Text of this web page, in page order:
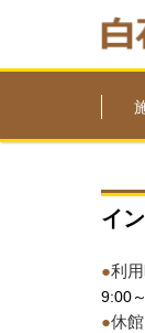
イ
●利
9:00
●休